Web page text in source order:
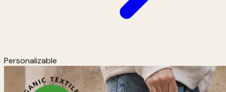
Personalizable